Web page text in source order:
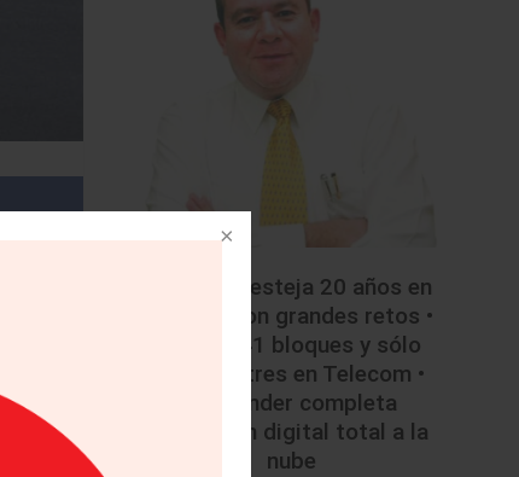
• Mazda festeja 20 años en
México con grandes retos •
Licitan 41 bloques y sólo
colocan tres en Telecom •
Santander completa
migración digital total a la
nube